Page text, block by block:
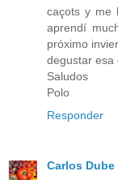
caçots y me
aprendí
próximo
degustar esa
Saludos
Polo
Responder
Carlos Dube